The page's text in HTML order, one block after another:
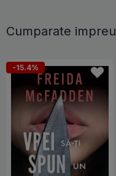
Cumparate
-15.4%